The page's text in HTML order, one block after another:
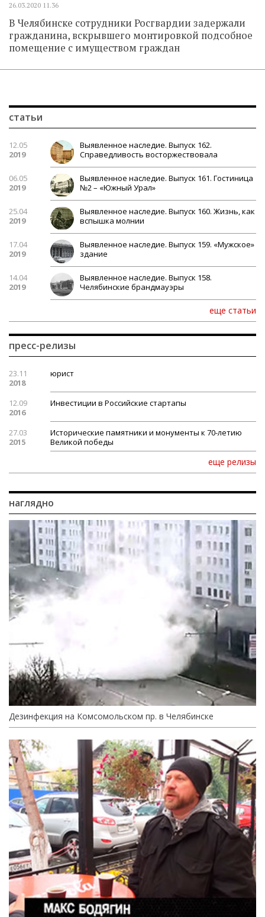
26.03.2020 11.36
В Челябинске сотрудники Росгвардии задержали
гражданина, вскрывшего монтировкой подсобное
помещение с имуществом граждан
статьи
12.05
2019
Выявленное наследие. Выпуск 162.
Справедливость восторжествовала
06.05
2019
Выявленное наследие. Выпуск 161. Гостиница
№2 – «Южный Урал»
25.04
2019
Выявленное наследие. Выпуск 160. Жизнь, как
вспышка молнии
17.04
2019
Выявленное наследие. Выпуск 159. «Мужское»
здание
14.04
2019
Выявленное наследие. Выпуск 158.
Челябинские брандмауэры
еще статьи
пресс-релизы
23.11
2018
юрист
12.09
2016
Инвестиции в Российские стартапы
27.03
2015
Исторические памятники и монументы к 70-летию
Великой победы
еще релизы
наглядно
Дезинфекция на Комсомольском пр. в Челябинске